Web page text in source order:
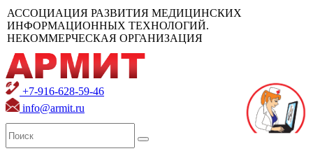
АССОЦИАЦИЯ РАЗВИТИЯ МЕДИЦИНСКИХ
ИНФОРМАЦИОННЫХ ТЕХНОЛОГИЙ.
НЕКОММЕРЧЕСКАЯ ОРГАНИЗАЦИЯ
+7-916-628-59-46
info@armit.ru